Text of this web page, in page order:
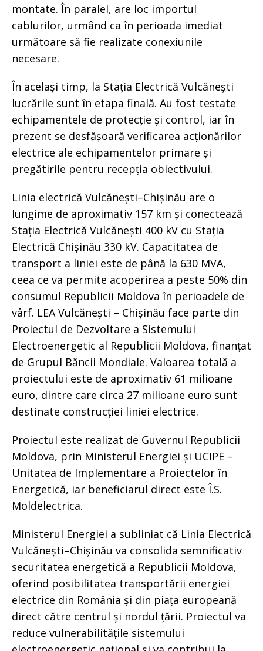
montate. În paralel, are loc importul
cablurilor, urmând ca în perioada imediat
următoare să fie realizate conexiunile
necesare.
În același timp, la Stația Electrică Vulcănești
lucrările sunt în etapa finală. Au fost testate
echipamentele de protecție și control, iar în
prezent se desfășoară verificarea acționărilor
electrice ale echipamentelor primare și
pregătirile pentru recepția obiectivului.
Linia electrică Vulcănești–Chișinău are o
lungime de aproximativ 157 km și conectează
Stația Electrică Vulcănești 400 kV cu Stația
Electrică Chișinău 330 kV. Capacitatea de
transport a liniei este de până la 630 MVA,
ceea ce va permite acoperirea a peste 50% din
consumul Republicii Moldova în perioadele de
vârf. LEA Vulcănești – Chișinău face parte din
Proiectul de Dezvoltare a Sistemului
Electroenergetic al Republicii Moldova, finanțat
de Grupul Băncii Mondiale. Valoarea totală a
proiectului este de aproximativ 61 milioane
euro, dintre care circa 27 milioane euro sunt
destinate construcției liniei electrice.
Proiectul este realizat de Guvernul Republicii
Moldova, prin Ministerul Energiei și UCIPE –
Unitatea de Implementare a Proiectelor în
Energetică, iar beneficiarul direct este Î.S.
Moldelectrica.
Ministerul Energiei a subliniat că Linia Electrică
Vulcănești–Chișinău va consolida semnificativ
securitatea energetică a Republicii Moldova,
oferind posibilitatea transportării energiei
electrice din România și din piața europeană
direct către centrul și nordul țării. Proiectul va
reduce vulnerabilitățile sistemului